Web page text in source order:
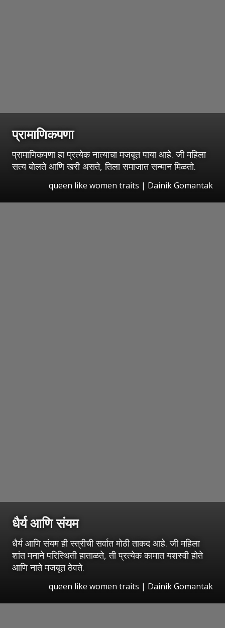
प्रामाणिकपणा
प्रामाणिकपणा हा प्रत्येक नात्याचा मजबूत पाया आहे. जी महिला
सत्य बोलते आणि खरी असते, तिला समाजात सन्मान मिळतो.
queen like women traits | Dainik Gomantak
धैर्य आणि संयम
धैर्य आणि संयम ही स्त्रीची सर्वात मोठी ताकद आहे. जी महिला
शांत मनाने परिस्थिती हाताळते, ती प्रत्येक कामात यशस्वी होते
आणि नाते मजबूत ठेवते.
queen like women traits | Dainik Gomantak